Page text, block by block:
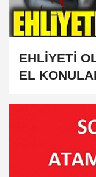
EHLİYETİ
EL